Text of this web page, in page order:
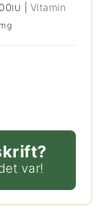
IU
Vitamin
mg
var!